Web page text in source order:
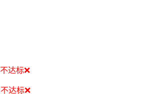
不达标❌
不达标❌